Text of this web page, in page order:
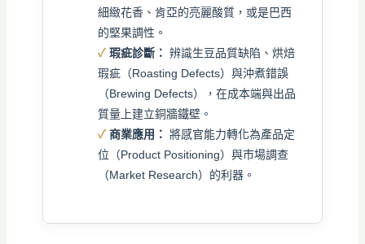
細緻花香、肯亞的亮麗酸質，或是巴西
的堅果調性。
瑕疵診斷： 辨識生豆品質缺陷、烘焙
瑕疵（Roasting Defects）與沖煮錯誤
（Brewing Defects），在成本端與出品
質量上建立銅牆鐵壁。
商業應用： 將感官能力轉化為產品定
位（Product Positioning）與市場調查
（Market Research）的利器。